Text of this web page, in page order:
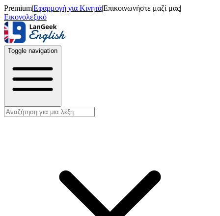
Premium|Εφαρμογή για Κινητά|Επικοινωνήστε μαζί μας|
Εικονολεξικό
Toggle navigation